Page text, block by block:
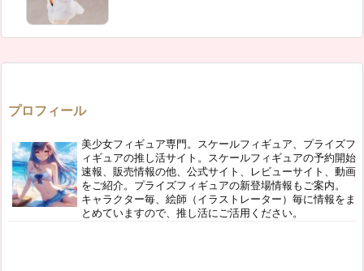
プロフィール
美少女フィギュア専門。スケールフィギュア、プライズフ
ィギュアの推し活サイト。スケールフィギュアの予約開始
速報、販売情報の他、公式サイト、レビューサイト、動画
をご紹介。プライズフィギュアの新登場情報もご案内。
キャラクター毎、絵師（イラストレーター）毎に情報をま
とめていますので、推し活にご活用ください。